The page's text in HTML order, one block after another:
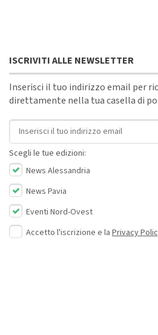
ISCRIVITI ALLE NEWSLETTER
Inserisci il tuo indirizzo email per
direttamente nella tua casella di
Indirizzo email
Scegli le tue edizioni:
News Alessandria
News Pavia
Eventi Nord-Ovest
Accetto l'iscrizione e la Privacy